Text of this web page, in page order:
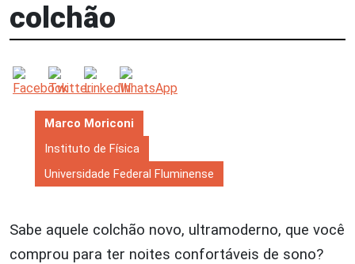
colchão
Marco Moriconi
Instituto de Física
Universidade Federal Fluminense
Sabe aquele colchão novo, ultramoderno, que você
comprou para ter noites confortáveis de sono?